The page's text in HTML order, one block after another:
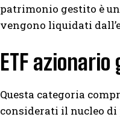
patrimonio gestito è
vengono liquidati
ETF
Questa categoria
considerati il nucleo